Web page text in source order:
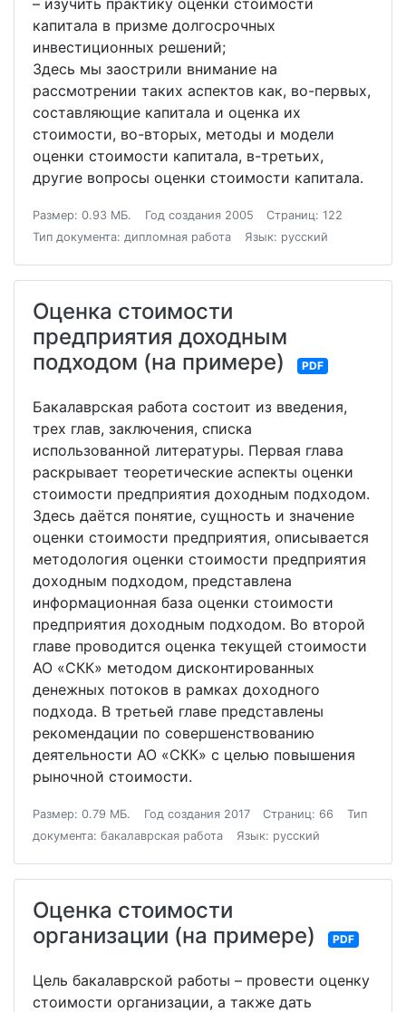
капитала в призме долгосрочных
инвестиционных решений;
Здесь мы заострили внимание на
рассмотрении таких аспектов как, во-первых,
составляющие капитала и оценка их
стоимости, во-вторых, методы и модели
оценки стоимости капитала, в-третьих,
другие вопросы оценки стоимости капитала.
Размер: 0.93 МБ. Год создания 2005
Страниц: 122
Тип документа: дипломная работа
Язык: русский
Оценка стоимости
предприятия доходным
подходом (на примере)
PDF
Бакалаврская работа состоит из введения,
трех глав, заключения, списка
использованной литературы. Первая глава
раскрывает теоретические аспекты оценки
стоимости предприятия доходным подходом.
Здесь даётся понятие, сущность и значение
оценки стоимости предприятия, описывается
методология оценки стоимости предприятия
доходным подходом, представлена
информационная база оценки стоимости
предприятия доходным подходом. Во второй
главе проводится оценка текущей стоимости
АО «СКК» методом дисконтированных
денежных потоков в рамках доходного
подхода. В третьей главе представлены
рекомендации по совершенствованию
деятельности АО «СКК» с целью повышения
рыночной стоимости.
Размер: 0.79 МБ. Год создания 2017 Страниц: 66
Тип
документа: бакалаврская работа
Язык: русский
Оценка стоимости
организации (на примере)
PDF
Цель бакалаврской работы – провести оценку
стоимости организации, а также дать